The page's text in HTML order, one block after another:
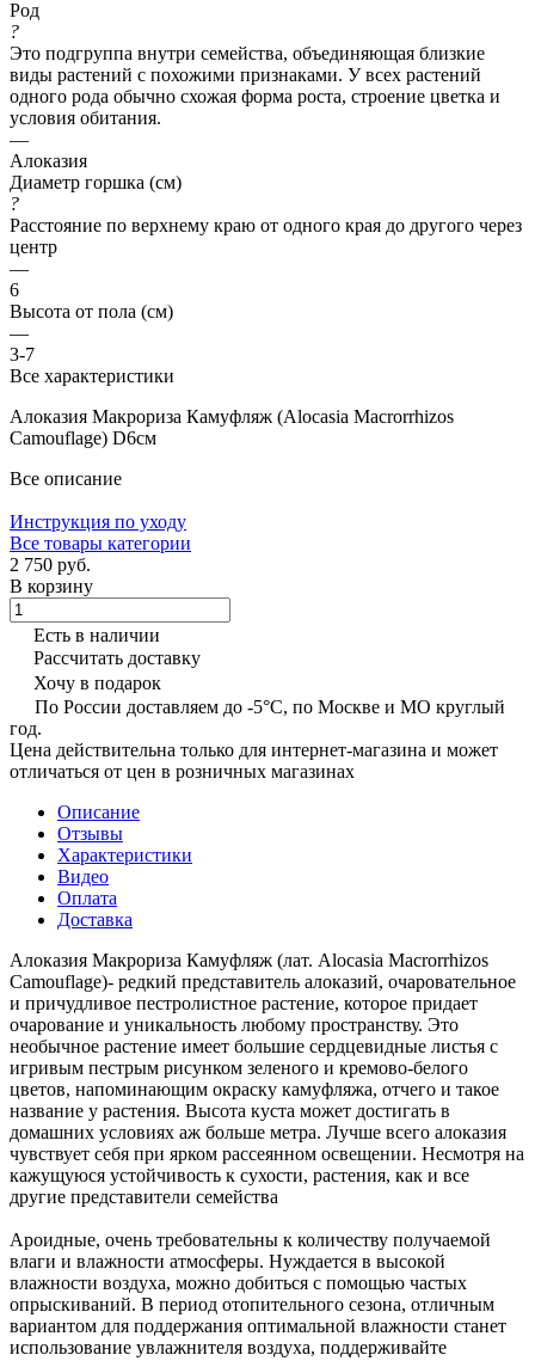
Род
?
Это подгруппа внутри семейства, объединяющая близкие
виды растений с похожими признаками. У всех растений
одного рода обычно схожая форма роста, строение цветка и
условия обитания.
—
Алоказия
Диаметр горшка (см)
?
Расстояние по верхнему краю от одного края до другого через
центр
—
6
Высота от пола (см)
—
3-7
Все характеристики
Алоказия Макрориза Камуфляж (Alocasia Macrorrhizos
Camouflage) D6см
Все описание
Инструкция по уходу
Все товары категории
2 750 руб.
В корзину
Есть в наличии
Рассчитать доставку
Хочу в подарок
По России доставляем до -5°C, по Москве и МО круглый
год.
Цена действительна только для интернет-магазина и может
отличаться от цен в розничных магазинах
Описание
Отзывы
Характеристики
Видео
Оплата
Доставка
Алоказия Макрориза Камуфляж (лат. Alocasia Macrorrhizos
Camouflage)- редкий представитель алоказий, очаровательное
и причудливое пестролистное растение, которое придает
очарование и уникальность любому пространству. Это
необычное растение имеет большие сердцевидные листья с
игривым пестрым рисунком зеленого и кремово-белого
цветов, напоминающим окраску камуфляжа, отчего и такое
название у растения. Высота куста может достигать в
домашних условиях аж больше метра. Лучше всего алоказия
чувствует себя при ярком рассеянном освещении. Несмотря на
кажущуюся устойчивость к сухости, растения, как и все
другие представители семейства
Ароидные, очень требовательны к количеству получаемой
влаги и влажности атмосферы. Нуждается в высокой
влажности воздуха, можно добиться с помощью частых
опрыскиваний. В период отопительного сезона, отличным
вариантом для поддержания оптимальной влажности станет
использование увлажнителя воздуха, поддерживайте